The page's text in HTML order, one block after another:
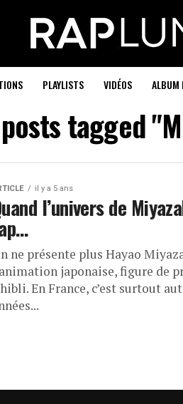
PLAYLISTS VIDÉOS ALBUM
tagged
il y a 5 ans
l’univers de
ne présente plus Hayao
japonaise, figure de
En France, c’est surtout